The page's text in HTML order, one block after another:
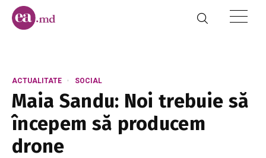
ACTUALITATE SOCIAL
Maia Sandu: Noi trebuie să
începem să producem
drone